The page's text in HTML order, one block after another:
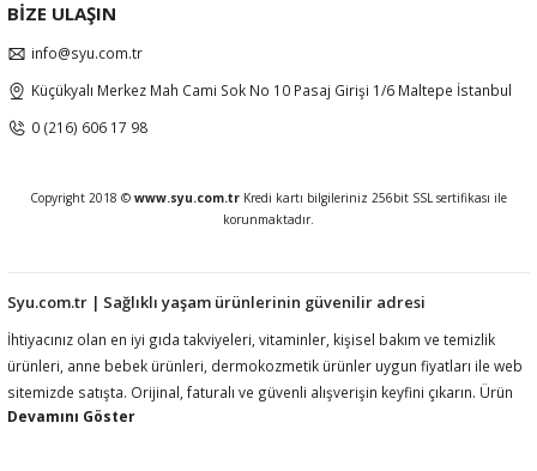
BİZE ULAŞIN
info@syu.com.tr
Küçükyalı Merkez Mah Cami Sok No 10 Pasaj Girişi 1/6 Maltepe İstanbul
0 (216) 606 17 98
Copyright 2018 © www.syu.com.tr Kredi kartı bilgileriniz 256bit SSL sertifikası ile
korunmaktadır.
Syu.com.tr | Sağlıklı yaşam ürünlerinin güvenilir adresi
İhtiyacınız olan en iyi gıda takviyeleri, vitaminler, kişisel bakım ve temizlik
ürünleri, anne bebek ürünleri, dermokozmetik ürünler uygun fiyatları ile web
sitemizde satışta. Orijinal, faturalı ve güvenli alışverişin keyfini çıkarın. Ürün
açıklamalarında ilgili mevzuat gereği kullanım amacı, fayda, etki vb ifadelere